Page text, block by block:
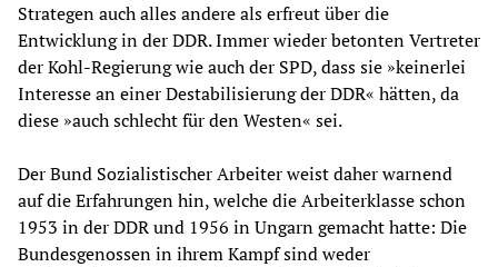
Strategen auch alles andere als erfreut über die
Entwicklung in der DDR. Immer wieder betonten Vertreter
der Kohl-Regierung wie auch der SPD, dass sie »keinerlei
Interesse an einer Destabilisierung der DDR« hätten, da
diese »auch schlecht für den Westen« sei.
Der Bund Sozialistischer Arbeiter weist daher warnend
auf die Erfahrungen hin, welche die Arbeiterklasse schon
1953 in der DDR und 1956 in Ungarn gemacht hatte: Die
Bundesgenossen in ihrem Kampf sind weder